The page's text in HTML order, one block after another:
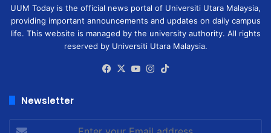
UUM Today is the official news portal of Universiti Utara Malaysia,
providing important announcements and updates on daily campus
life. This website is managed by the university authority. All rights
reserved by Universiti Utara Malaysia.
Facebook
X YouTubeInstagram
Newsletter